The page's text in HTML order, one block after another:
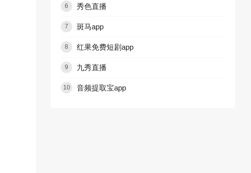
秀色直播
6
斑马app
7
红果免费短剧app
8
九秀直播
9
音频提取宝app
10